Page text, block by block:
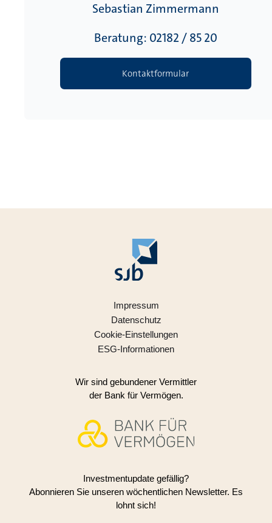
Sebastian Zimmermann
Beratung: 02182 / 85 20
Kontaktformular
Impressum
Datenschutz
Cookie-Einstellungen
ESG-Informationen
Wir sind gebundener Vermittler
der Bank für Vermögen.
Investmentupdate gefällig?
Abonnieren Sie unseren wöchentlichen Newsletter. Es
lohnt sich!